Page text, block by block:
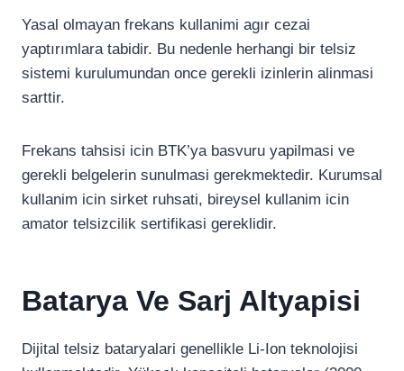
Yasal olmayan frekans kullanimi agır cezai
yaptırımlara tabidir. Bu nedenle herhangi bir telsiz
sistemi kurulumundan once gerekli izinlerin alinmasi
sarttir.
Frekans tahsisi icin BTK’ya basvuru yapilmasi ve
gerekli belgelerin sunulmasi gerekmektedir. Kurumsal
kullanim icin sirket ruhsati, bireysel kullanim icin
amator telsizcilik sertifikasi gereklidir.
Batarya Ve Sarj Altyapisi
Dijital telsiz bataryalari genellikle Li-Ion teknolojisi